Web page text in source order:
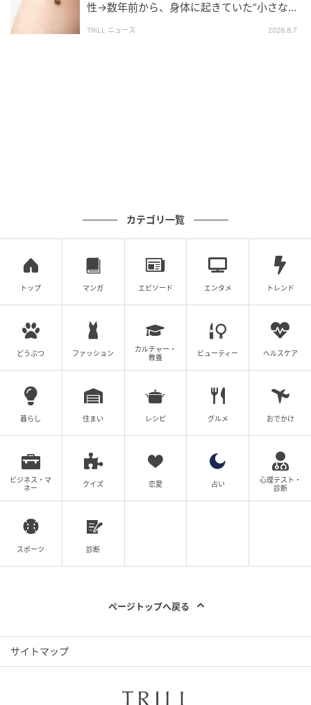
性→数年前から、身体に起きていた“小さな異
TRILL ニュース 2026.8.7
カテゴリ一覧
トップ マンガ エピソード エンタメ トレンド
どうぶつ ファッション
カルチャー・
教養
ビューティー ヘルスケア
暮らし 住まい レシピ グルメ おでかけ
ビジネス・マ
ネー
クイズ 恋愛 占い
心理テスト・
診断
スポーツ 診断
ページトップへ戻る
サイトマップ